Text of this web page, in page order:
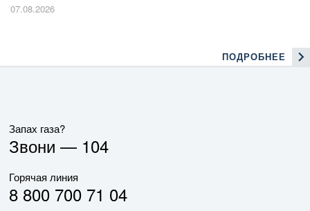
07.08.2026
ПОДРОБНЕЕ
Запах газа?
Звони — 104
Горячая линия
8 800 700 71 04